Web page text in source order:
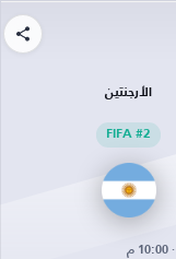
الأرجنتين
FIFA #2